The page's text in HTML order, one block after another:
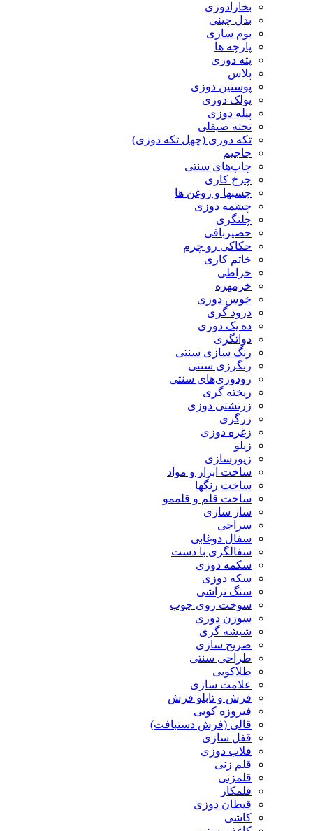
بخارادوزی
بدل چینی
بوم سازی
پارچه ها
پته دوزی
پلاس
پوستین دوزی
پولک دوزی
پیله دوزی
تخته صیقلی
تکه دوزی (چهل تکه دوزی)
جاجیم
چاپ‌های سنتی
چرخ کاری
چسبها و روغن ها
چشمه دوزی
چلنگری
حصیربافی
حکاکی رو چرم
خاتم کاری
خراطی
خرمهره
خوس دوزی
درود گری
ده یک دوزی
دواتگری
رنگ سازی سنتی
رنگرزی سنتی
رودوزی‌های سنتی
ریخته گری
زرتشتی دوزی
زرگری
زغره دوزی
زیلو
زیورسازی
ساخت ابزار و مواد
ساخت رنگها
ساخت قلم و قلممو
ساز سازی
سراجی
سفال دوغابی
سفالگری با دست
سکمه دوزی
سکه دوزی
سنگ تراشی
سوخت روی چوب
سوزن دوزی
شیشه گری
ضریح سازی
طراحی سنتی
طلاکوبی
علامت سازی
فرش و تابلو فرش
فیروزه کوبی
قالی (فرش دستبافت)
قفل سازی
قلاب دوزی
قلم زنی
قلمزنی
قلمکار
قیطان دوزی
کاشی